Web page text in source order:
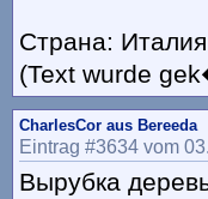
Страна:
(Text wurde
CharlesCor aus Bereeda
Eintrag #3634 vom
Вырубка